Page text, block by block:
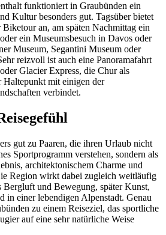
funktioniert in Graubünden ein
Kultur besonders gut. Tagsüber bietet
an, am späten Nachmittag ein
ein Museumsbesuch in Davos oder
Museum, Segantini Museum oder
reizvoll ist auch eine Panoramafahrt
Glacier Express, die Chur als
Haltepunkt mit einigen der
verbindet.
gut zu Paaren, die ihren Urlaub nicht
Sportprogramm verstehen, sondern als
architektonischem Charme und
Region wirkt dabei zugleich weitläufig
Bergluft und Bewegung, später Kunst,
in einer lebendigen Alpenstadt. Genau
zu einem Reiseziel, das sportliche
auf eine sehr natürliche Weise